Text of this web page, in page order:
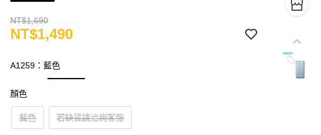
NT$1,690
NT$1,490
A1259：藍色
顏色
藍色 若缺貨請洽詢客服